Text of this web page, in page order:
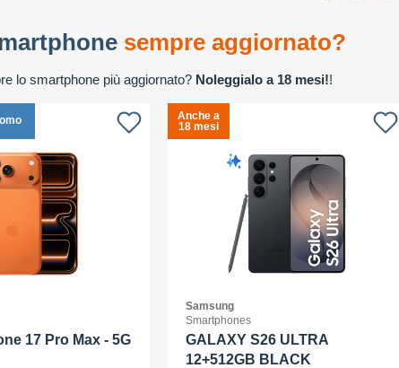
sempre aggiornato?
lo smartphone più aggiornato? Noleggialo a 18 mesi!!
17 Pro Max - 5G
Anche a
18 mesi
Samsung
Smartphones
GALAXY S26 ULTRA
12+512GB BLACK